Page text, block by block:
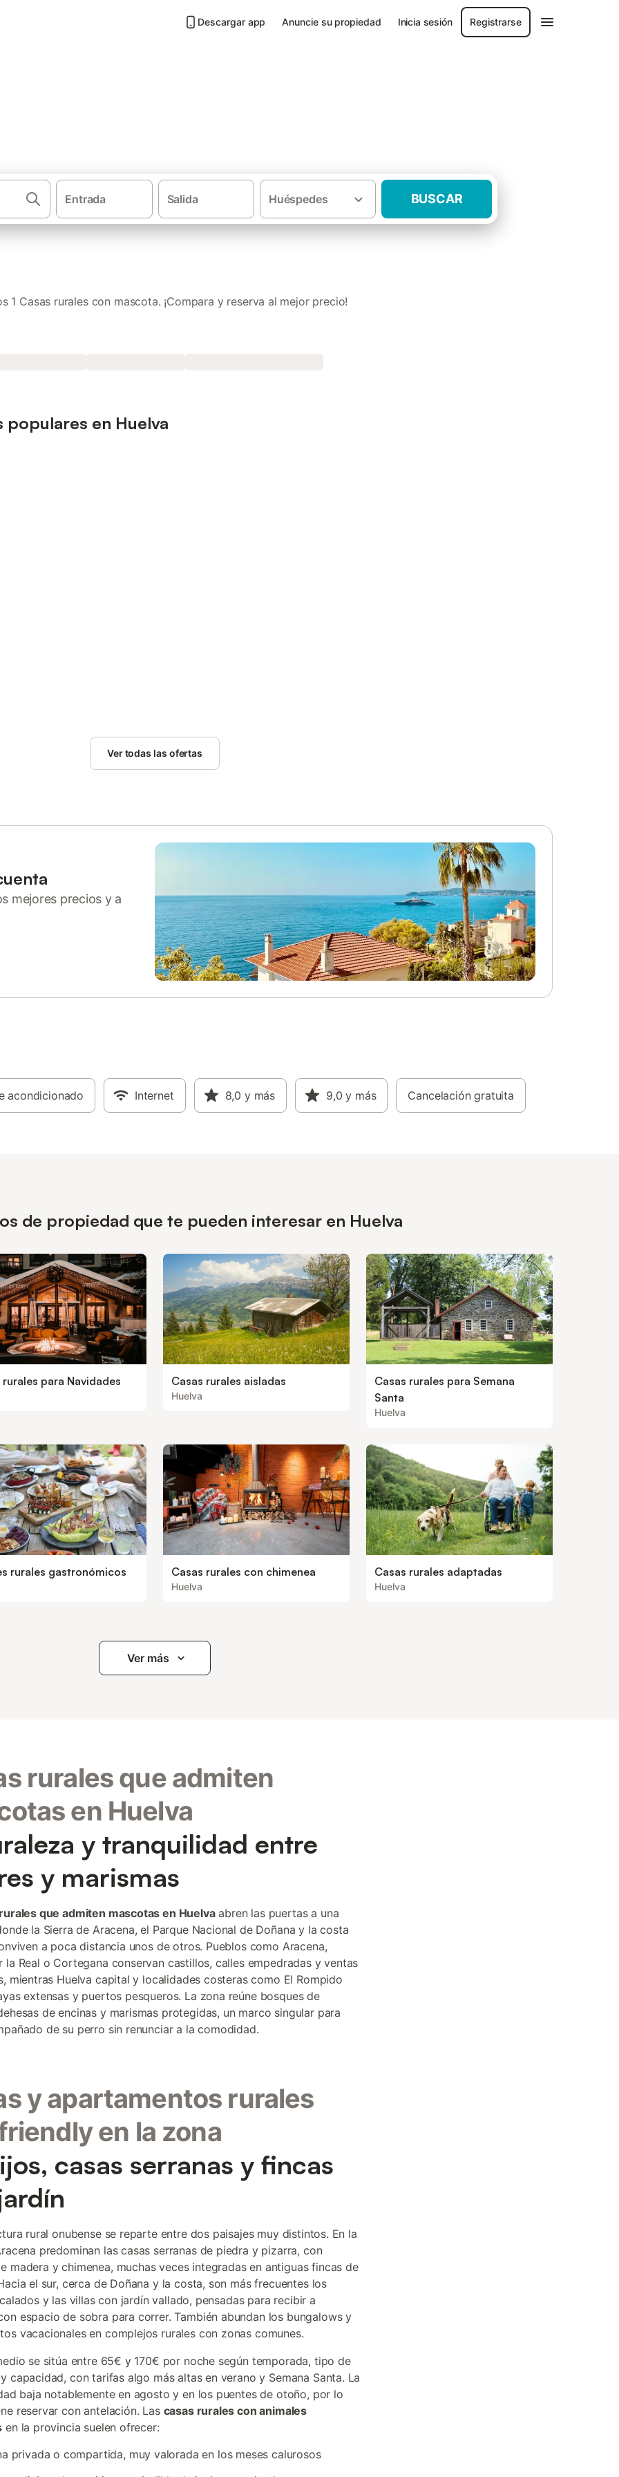
Descargar app Anuncie su propiedad Inicia sesión Registrarse
Entrada Salida Huéspedes BUSCAR
1 Casas rurales con mascota. ¡Compara y reserva al mejor precio!
populares en Huelva
Ver todas las ofertas
mejores precios y a
acondicionado Internet 8,0 y más 9,0 y más Cancelación gratuita
de propiedad que te pueden interesar en Huelva
rurales para Navidades Casas rurales aisladas
Huelva
Casas rurales para Semana
Santa
Huelva
rurales gastronómicos Casas rurales con chimenea
Huelva
Casas rurales adaptadas
Huelva
Ver más
rurales que admiten
en Huelva
y tranquilidad entre
y marismas
que admiten mascotas en Huelvaabren las puertas a una
la Sierra de Aracena, el Parque Nacional de Doñana y la costa
a poca distancia unos de otros. Pueblos como Aracena,
la Real o Cortegana conservan castillos, calles empedradas y ventas
mientras Huelva capital y localidades costeras como El Rompido
extensas y puertos pesqueros. La zona reúne bosques de
de encinas y marismas protegidas, un marco singular para
de su perro sin renunciar a la comodidad.
y apartamentos rurales
en la zona
casas serranas y fincas
rural onubense se reparte entre dos paisajes muy distintos. En la
predominan las casas serranas de piedra y pizarra, con
madera y chimenea, muchas veces integradas en antiguas fincas de
el sur, cerca de Doñana y la costa, son más frecuentes los
y las villas con jardín vallado, pensadas para recibir a
espacio de sobra para correr. También abundan los bungalows y
vacacionales en complejos rurales con zonas comunes.
se sitúa entre 65€ y 170€ por noche según temporada, tipo de
capacidad, con tarifas algo más altas en verano y Semana Santa. La
baja notablemente en agosto y en los puentes de otoño, por lo
reservar con antelación. Las casas rurales con animales
en la provincia suelen ofrecer:
privada o compartida, muy valorada en los meses calurosos